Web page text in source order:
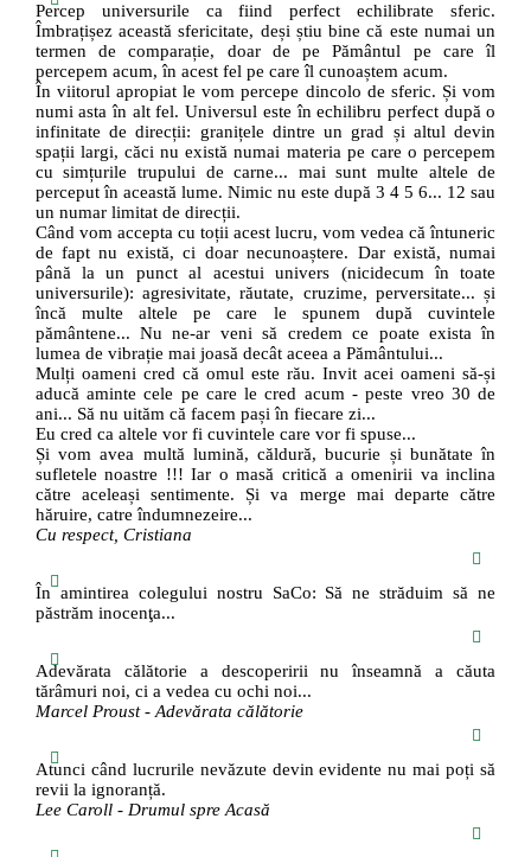
Percep universurile ca fiind perfect echilibrate sferic.
Îmbrațișez această sfericitate, deși știu bine că este numai un
termen de comparație, doar de pe Pământul pe care îl
percepem acum, în acest fel pe care îl cunoaștem acum.
În viitorul apropiat le vom percepe dincolo de sferic. Și vom
numi asta în alt fel. Universul este în echilibru perfect după o
infinitate de direcții: granițele dintre un grad și altul devin
spații largi, căci nu există numai materia pe care o percepem
cu simțurile trupului de carne... mai sunt multe altele de
perceput în această lume. Nimic nu este după 3 4 5 6... 12 sau
un numar limitat de direcții.
Când vom accepta cu toții acest lucru, vom vedea că întuneric
de fapt nu există, ci doar necunoaștere. Dar există, numai
până la un punct al acestui univers (nicidecum în toate
universurile): agresivitate, răutate, cruzime, perversitate... și
încă multe altele pe care le spunem după cuvintele
pământene... Nu ne-ar veni să credem ce poate exista în
lumea de vibrație mai joasă decât aceea a Pământului...
Mulți oameni cred că omul este rău. Invit acei oameni să-și
aducă aminte cele pe care le cred acum - peste vreo 30 de
ani... Să nu uităm că facem pași în fiecare zi...
Eu cred ca altele vor fi cuvintele care vor fi spuse...
Și vom avea multă lumină, căldură, bucurie și bunătate în
sufletele noastre !!! Iar o masă critică a omenirii va inclina
către aceleași sentimente. Și va merge mai departe către
hăruire, catre îndumnezeire...
Cu respect, Cristiana
În amintirea colegului nostru SaCo: Să ne străduim să ne
păstrăm inocenţa...
Adevărata călătorie a descoperirii nu înseamnă a căuta
tărâmuri noi, ci a vedea cu ochi noi...
Marcel Proust - Adevărata călătorie
Atunci când lucrurile nevăzute devin evidente nu mai poți să
revii la ignoranță.
Lee Caroll - Drumul spre Acasă